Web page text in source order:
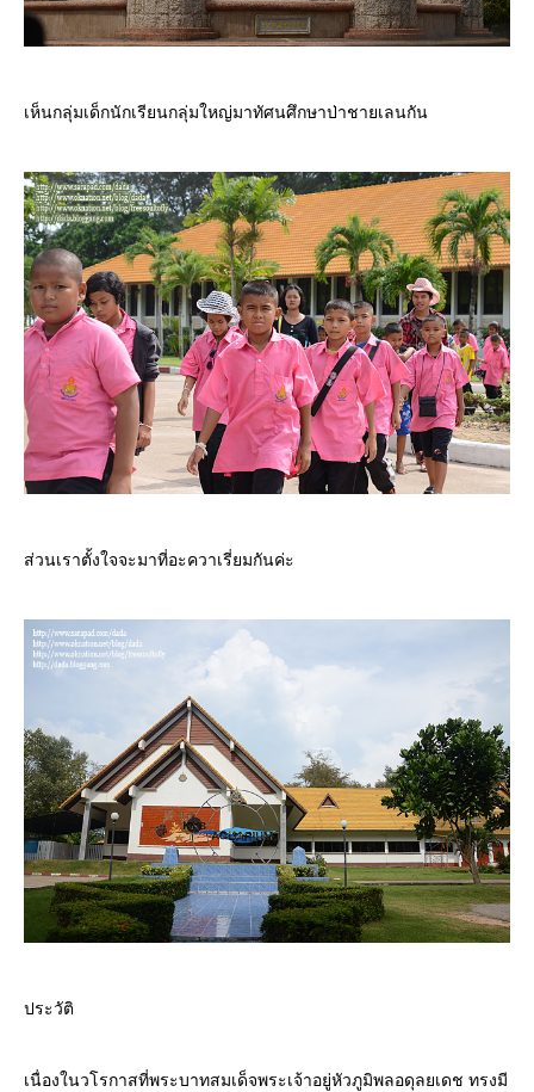
เห็นกลุ่มเด็กนักเรียนกลุ่มใหญ่มาทัศนศึกษาป่าชายเลนกัน
ส่วนเราตั้งใจจะมาที่อะควาเรี่ยมกันค่ะ
ประวัติ
เนื่องในวโรกาสที่พระบาทสมเด็จพระเจ้าอยู่หัวภูมิพลอดุลยเดช ทรงมี